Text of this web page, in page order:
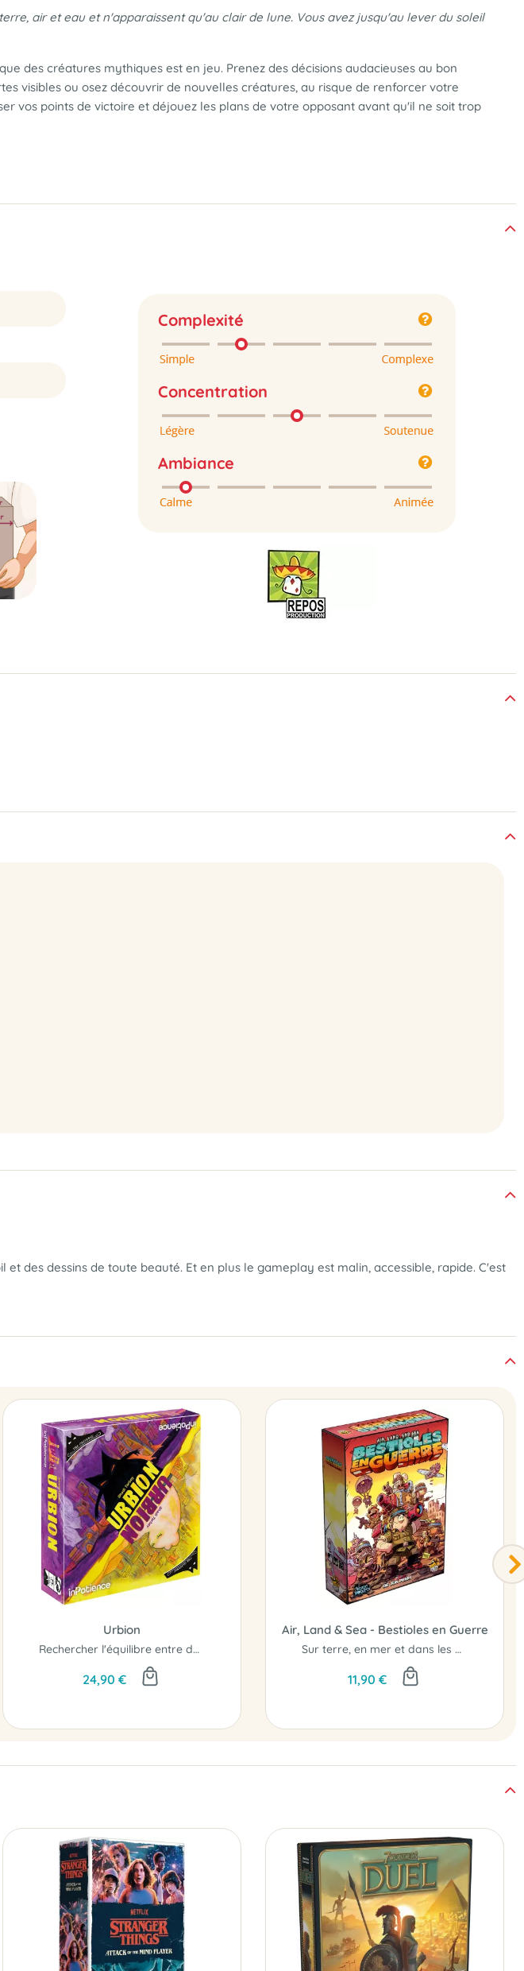
air et eau et n'apparaissent qu'au clair de lune. Vous avez jusqu'au lever du soleil
des créatures mythiques est en jeu. Prenez des décisions audacieuses au bon
visibles ou osez découvrir de nouvelles créatures, au risque de renforcer votre
vos points de victoire et déjouez les plans de votre opposant avant qu'il ne soit trop
Complexité
Concentration
Ambiance
des dessins de toute beauté. Et en plus le gameplay est malin, accessible, rapide. C'est
Urbion
Rechercher l'équilibre entre deux mondes...
24,90 €
Air, Land & Sea - Bestioles en Guerre
Sur terre, en mer et dans les airs, aurez-vous le contrôle..?
11,90 €